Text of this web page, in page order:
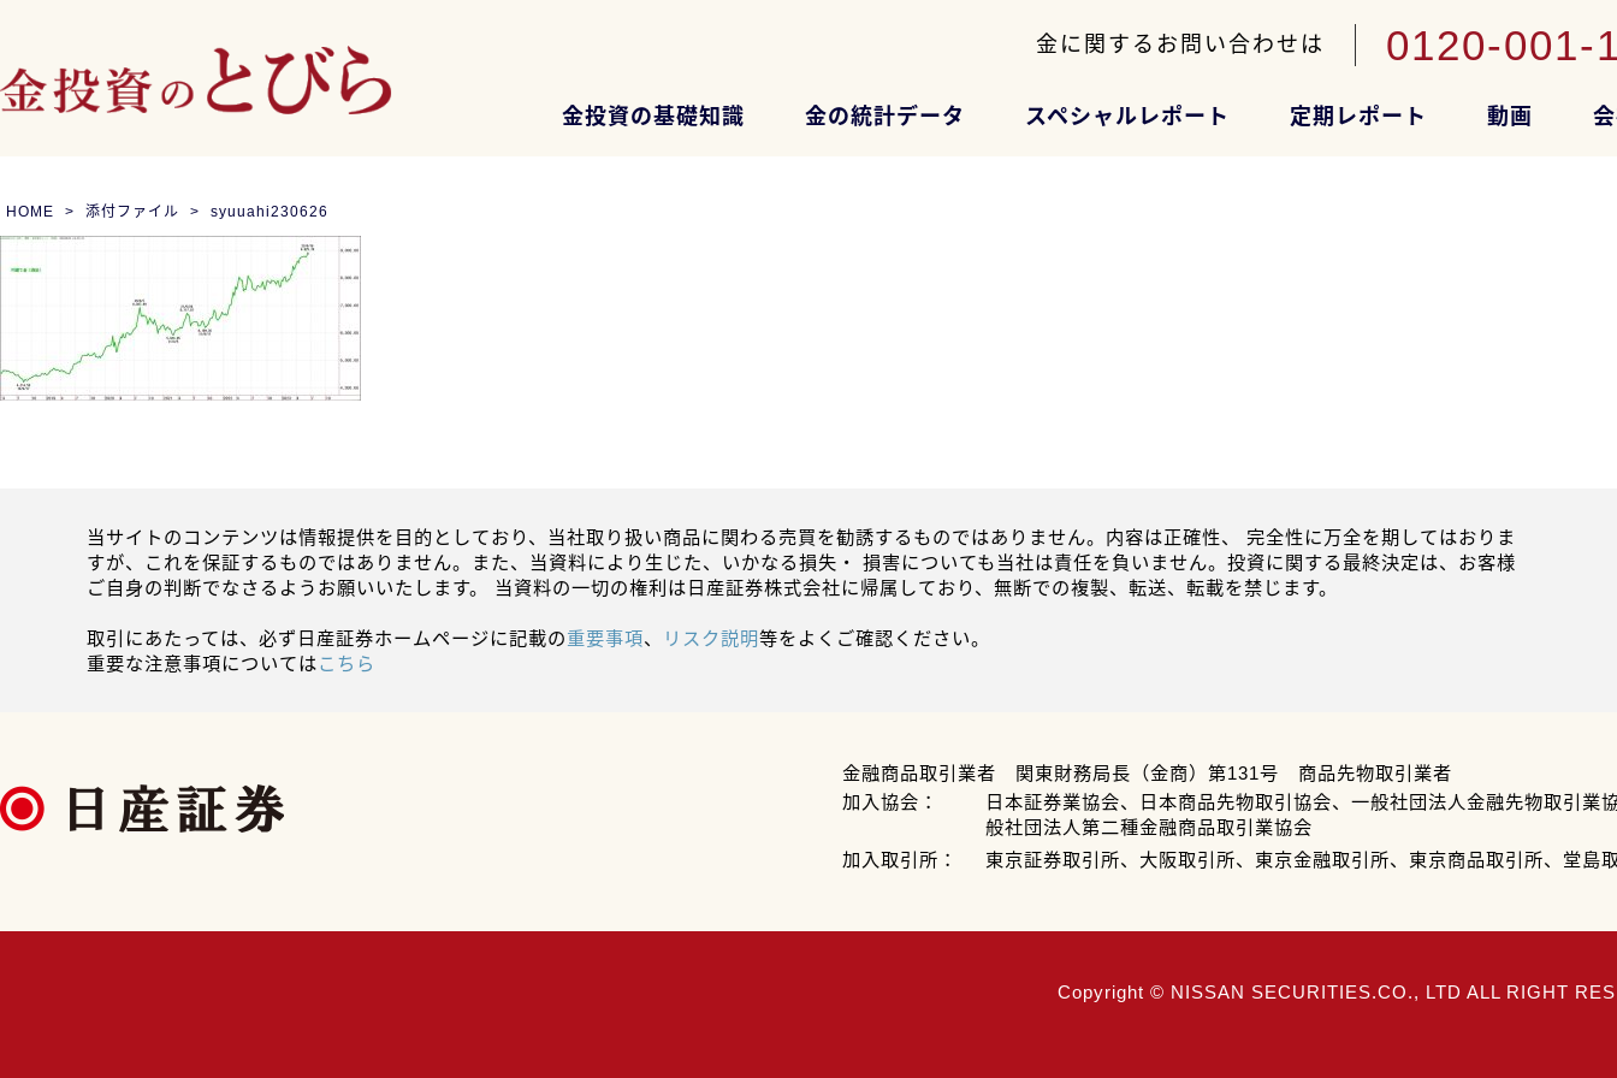
金に関するお問い合わせは 0120-001-
金投資の基礎知識 金の統計データ スペシャルレポート 定期レポート 動画
HOME 添付ファイル syuuahi230626
当サイトのコンテンツは情報提供を目的としており、当社取り扱い商品に関わる売買を勧誘するものではありません。内容は正確性、 完全性に万全を期してはおりま
すが、これを保証するものではありません。また、当資料により生じた、いかなる損失・ 損害についても当社は責任を負いません。投資に関する最終決定は、お客様
ご自身の判断でなさるようお願いいたします。 当資料の一切の権利は日産証券株式会社に帰属しており、無断での複製、転送、転載を禁じます。
取引にあたっては、必ず日産証券ホームページに記載の重要事項、 リスク説明等をよくご確認ください。
重要な注意事項についてはこちら
金融商品取引業者 関東財務局長（金商）第131号 商品先物取引業者
加入協会：
日本証券業協会、日本商品先物取引協会、一般社団法人金融先物取引業
般社団法人第二種金融商品取引業協会
加入取引所：
東京証券取引所、大阪取引所、東京金融取引所、東京商品取引所、堂島
Copyright © NISSAN SECURITIES.CO., LTD ALL RIGHT